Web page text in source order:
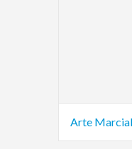
Arte